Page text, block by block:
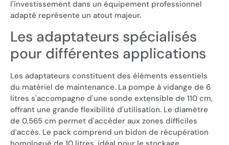
l'investissement dans un équipement professionnel
adapté représente un atout majeur.
Les adaptateurs spécialisés
pour différentes applications
Les adaptateurs constituent des éléments essentiels
du matériel de maintenance. La pompe à vidange de 6
litres s'accompagne d'une sonde extensible de 110 cm,
offrant une grande flexibilité d'utilisation. Le diamètre
de 0,565 cm permet d'accéder aux zones difficiles
d'accès. Le pack comprend un bidon de récupération